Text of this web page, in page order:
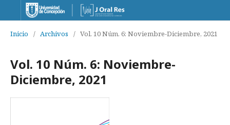
Inicio / Archivos / Vol. 10 Núm. 6: Noviembre-Diciembre, 2021
Vol. 10 Núm. 6: Noviembre-
Diciembre, 2021